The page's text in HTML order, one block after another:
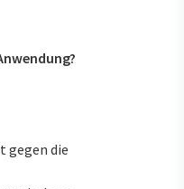
gegen die